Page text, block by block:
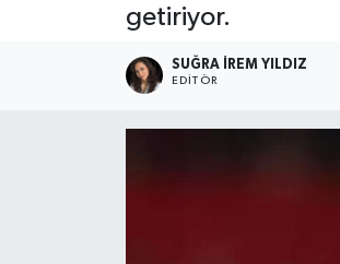
getiriyor.
SUĞRA İREM YILDIZ
EDITÖR
RESMİ İLANLAR
Haber Arşivi